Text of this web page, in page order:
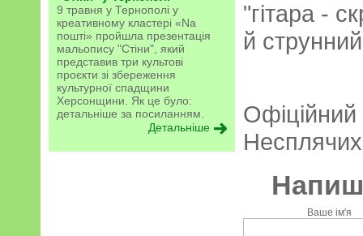
9 травня у Тернополі у
креативному кластері «Na
пошті» пройшла презентація
мальопису "Стіни", який
представив три культові
проєкти зі збереження
культурної спадщини
Херсонщини. Як це було:
детальніше за посиланням.
Детальніше
"гітара -
й
Офіційний
Несплячих
Ваше ім'я